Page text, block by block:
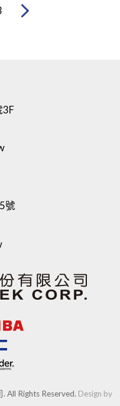
3F
號
All Rights Reserved. Design by